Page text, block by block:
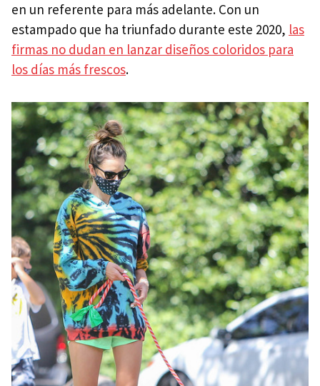
en un referente para más adelante. Con un
estampado que ha triunfado durante este 2020, las
firmas no dudan en lanzar diseños coloridos para
los días más frescos.